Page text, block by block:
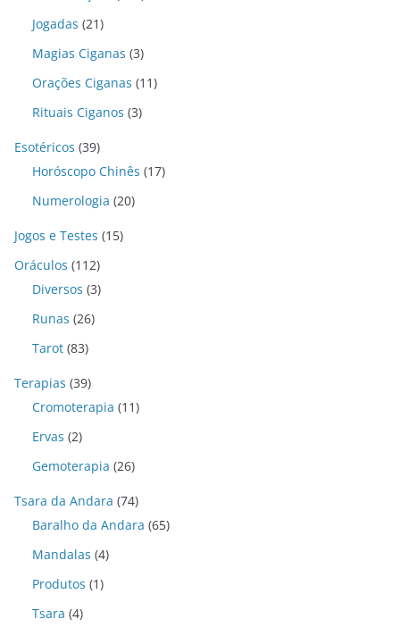
Jogadas (21)
Magias Ciganas (3)
Orações Ciganas (11)
Rituais Ciganos (3)
Esotéricos (39)
Horóscopo Chinês (17)
Numerologia (20)
Jogos e Testes (15)
Oráculos (112)
Diversos (3)
Runas (26)
Tarot (83)
Terapias (39)
Cromoterapia (11)
Ervas (2)
Gemoterapia (26)
Tsara da Andara (74)
Baralho da Andara (65)
Mandalas (4)
Produtos (1)
Tsara (4)